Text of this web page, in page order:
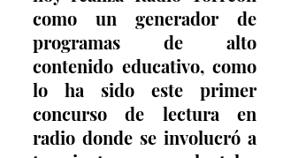
como un generador de
programas de alto
contenido educativo, como
lo ha sido este primer
concurso de lectura en
radio donde se involucró a